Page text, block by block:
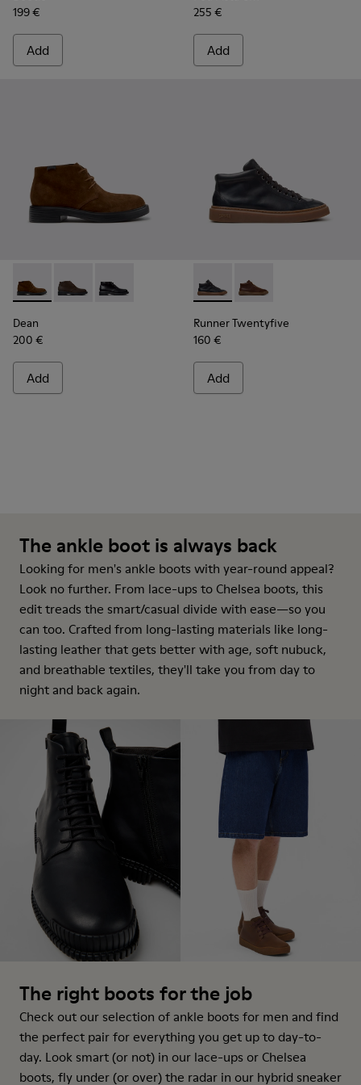
199 €
Add
255 €
Add
Dean - K300493-007 - Brown Suede Ankle Boots for Men.
Dean - K300493-006
Dean - K300493-001 - Black Leather Ankle
Dean
200 €
Add
Runner Twentyfive -
Runner Twentyfive -
Runner Twentyfive
160 €
Add
The ankle boot is always back
Looking for men's ankle boots with year-round appeal?
Look no further. From lace-ups to Chelsea boots, this
edit treads the smart/casual divide with ease—so you
can too. Crafted from long-lasting materials like long-
lasting leather that gets better with age, soft nubuck,
and breathable textiles, they'll take you from day to
night and back again.
The right boots for the job
Check out our selection of ankle boots for men and find
the perfect pair for everything you get up to day-to-
day. Look smart (or not) in our lace-ups or Chelsea
boots, fly under (or over) the radar in our hybrid sneaker